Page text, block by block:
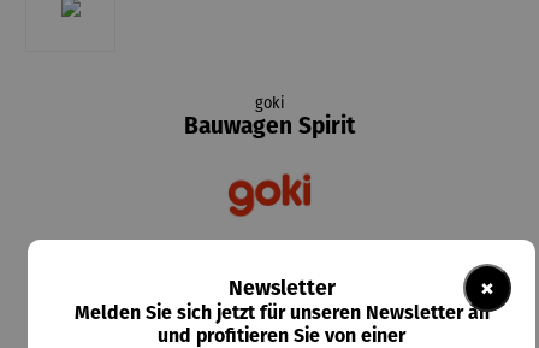
goki
Bauwagen Spirit
Preise inkl. MwSt. zzgl. Versandkosten ×
Newsletter
Melden Sie sich jetzt für unseren Newsletter an
und profitieren Sie von einer